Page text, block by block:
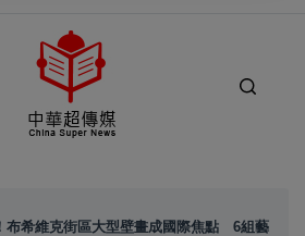
布希維克街區大型壁畫成國際焦點 6組藝